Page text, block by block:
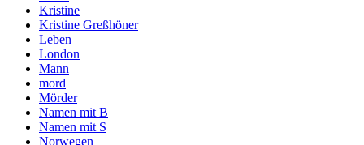
Kristine
Kristine Greßhöner
Leben
London
Mann
mord
Mörder
Namen mit B
Namen mit S
Norwegen